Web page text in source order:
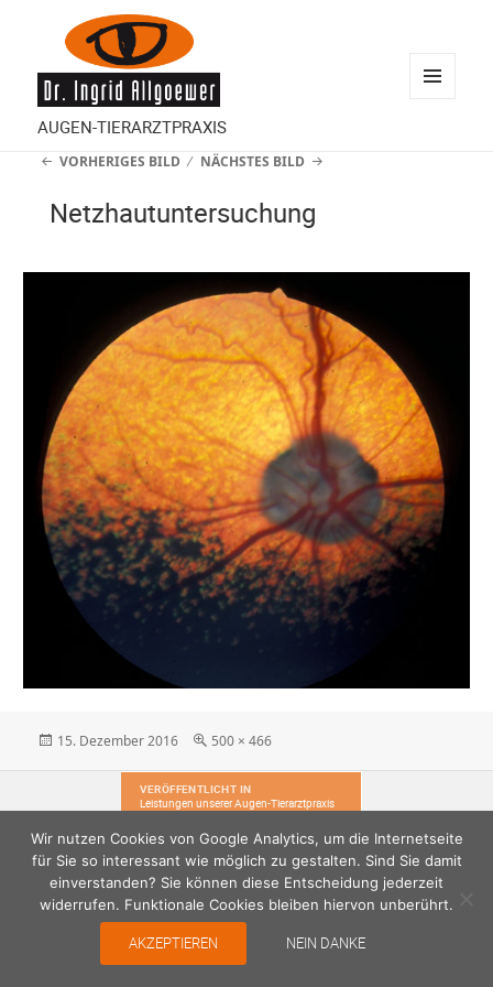
AUGEN-TIERARZTPRAXIS
VORHERIGES BILD NÄCHSTES BILD
Netzhautuntersuchung
Veröffentlicht
15. Dezember 2016 Originalgröße
500 × 466
VERÖFFENTLICHT IN
Leistungen unserer Augen-Tierarztpraxis
Wir nutzen Cookies von Google Analytics, um die Internetseite
für Sie so interessant wie möglich zu gestalten. Sind Sie damit
einverstanden? Sie können diese Entscheidung jederzeit
widerrufen. Funktionale Cookies bleiben hiervon unberührt.
AKZEPTIEREN NEIN DANKE